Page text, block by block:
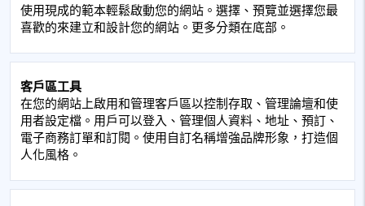
使用現成的範本輕鬆啟動您的網站。選擇、預覽並選擇您最
喜歡的來建立和設計您的網站。更多分類在底部。
客戶區工具
在您的網站上啟用和管理客戶區以控制存取、管理論壇和使
用者設定檔。用戶可以登入、管理個人資料、地址、預訂、
電子商務訂單和訂閱。使用自訂名稱增強品牌形象，打造個
人化風格。